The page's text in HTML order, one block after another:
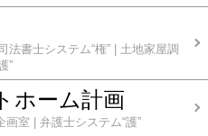
法書士システム“権”
土地家屋調
”
ホーム計画
画室 弁護士システム“護”